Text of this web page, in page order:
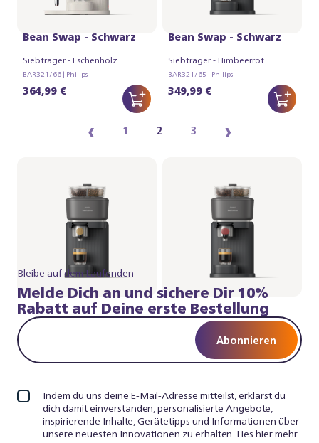
Bean Swap - Schwarz
Siebträger - Eschenholz
BAR321/66 | Philips
364,99 €
Bean Swap - Schwarz
Siebträger - Himbeerrot
BAR321/65 | Philips
349,99 €
‹ 1 2 3 ›
Bleibe auf dem Laufenden
Melde Dich an und sichere Dir 10%
Rabatt auf Deine erste Bestellung
Abonnieren
Indem du uns deine E-Mail-Adresse mitteilst, erklärst du
dich damit einverstanden, personalisierte Angebote,
inspirierende Inhalte, Gerätetipps und Informationen über
unsere neuesten Innovationen zu erhalten. Lies hier mehr